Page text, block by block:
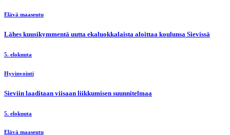
Elävä maaseutu
Lähes kuusikymmentä uutta ekaluokkalaista aloittaa koulunsa Sievissä
5. elokuuta
Hyvinvointi
Sieviin laaditaan viisaan liikkumisen suunnitelmaa
5. elokuuta
Elävä maaseutu